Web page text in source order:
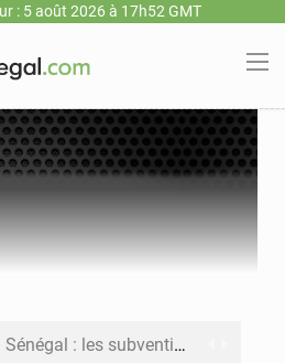
: 5 août 2026 à 17h52 GMT
Sénégal : les subventions à l’énergie bondissent à 729 milliards FCFA pour contenir les prix des carburants et de l’électricité